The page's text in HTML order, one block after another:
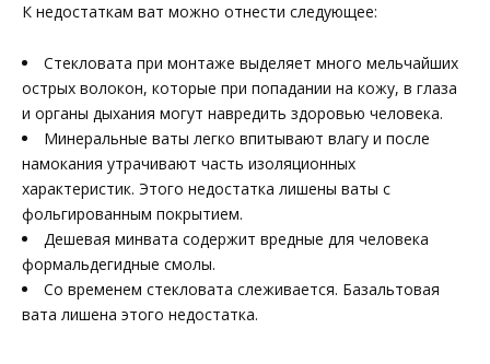
К недостаткам ват можно отнести следующее:
Стекловата при монтаже выделяет много мельчайших
острых волокон, которые при попадании на кожу, в глаза
и органы дыхания могут навредить здоровью человека.
Минеральные ваты легко впитывают влагу и после
намокания утрачивают часть изоляционных
характеристик. Этого недостатка лишены ваты с
фольгированным покрытием.
Дешевая минвата содержит вредные для человека
формальдегидные смолы.
Со временем стекловата слеживается. Базальтовая
вата лишена этого недостатка.